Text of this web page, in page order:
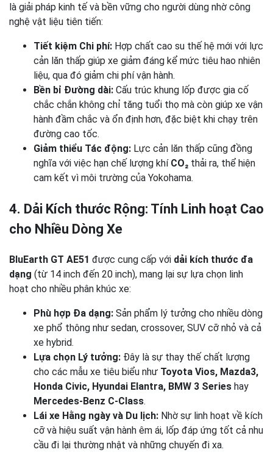
là giải pháp kinh tế và bền vững cho người dùng nhờ công
nghệ vật liệu tiên tiến:
Tiết kiệm Chi phí: Hợp chất cao su thế hệ mới với lực
cản lăn thấp giúp xe giảm đáng kể mức tiêu hao nhiên
liệu, qua đó giảm chi phí vận hành.
Bền bỉ Đường dài: Cấu trúc khung lốp được gia cố
chắc chắn không chỉ tăng tuổi thọ mà còn giúp xe vận
hành đầm chắc và ổn định hơn, đặc biệt khi chạy trên
đường cao tốc.
Giảm thiểu Tác động: Lực cản lăn thấp cũng đồng
nghĩa với việc hạn chế lượng khí CO₂ thải ra, thể hiện
cam kết vì môi trường của Yokohama.
4. Dải Kích thước Rộng: Tính Linh hoạt Cao
cho Nhiều Dòng Xe
BluEarth GT AE51 được cung cấp với dải kích thước đa
dạng (từ 14 inch đến 20 inch), mang lại sự lựa chọn linh
hoạt cho nhiều phân khúc xe:
Phù hợp Đa dạng: Sản phẩm lý tưởng cho nhiều dòng
xe phổ thông như sedan, crossover, SUV cỡ nhỏ và cả
xe hybrid.
Lựa chọn Lý tưởng: Đây là sự thay thế chất lượng
cho các mẫu xe tiêu biểu như Toyota Vios, Mazda3,
Honda Civic, Hyundai Elantra, BMW 3 Series hay
Mercedes-Benz C-Class.
Lái xe Hằng ngày và Du lịch: Nhờ sự linh hoạt về kích
cỡ và hiệu suất vận hành êm ái, lốp đáp ứng tốt cả nhu
cầu đi lại thường nhật và những chuyến đi xa.